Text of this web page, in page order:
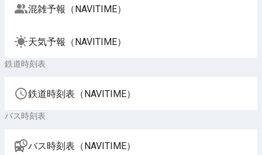
混雑予報（NAVITIME）
天気予報（NAVITIME）
鉄道時刻表
鉄道時刻表（NAVITIME）
バス時刻表
バス時刻表（NAVITIME）